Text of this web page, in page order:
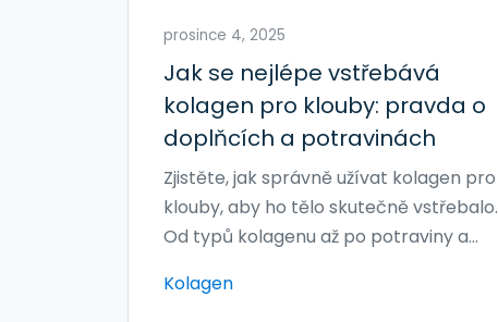
prosince 4, 2025
Jak se nejlépe vstřebává
kolagen pro klouby: pravda o
doplňcích a potravinách
Zjistěte, jak správně užívat kolagen pro
klouby, aby ho tělo skutečně vstřebalo.
Od typů kolagenu až po potraviny a
Kolagen